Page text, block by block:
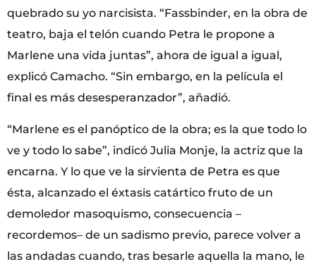
quebrado su yo narcisista. “Fassbinder, en la obra de
teatro, baja el telón cuando Petra le propone a
Marlene una vida juntas”, ahora de igual a igual,
explicó Camacho. “Sin embargo, en la película el
final es más desesperanzador”, añadió.
“Marlene es el panóptico de la obra; es la que todo lo
ve y todo lo sabe”, indicó Julia Monje, la actriz que la
encarna. Y lo que ve la sirvienta de Petra es que
ésta, alcanzado el éxtasis catártico fruto de un
demoledor masoquismo, consecuencia –
recordemos– de un sadismo previo, parece volver a
las andadas cuando, tras besarle aquella la mano, le